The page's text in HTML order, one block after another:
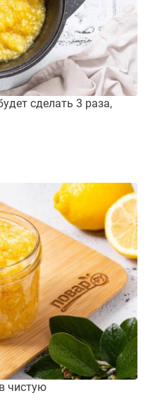
сделать 3 раза,
чистую